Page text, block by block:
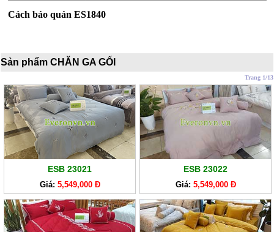
PHẨM
HÀNG
SẢN
KHÁC
Cách bảo quản ES1840
Sản phẩm CHĂN GA GỐI
Trang 1/13
ESB 23021
Giá: 5,549,000 Đ
ESB 23022
Giá: 5,549,000 Đ